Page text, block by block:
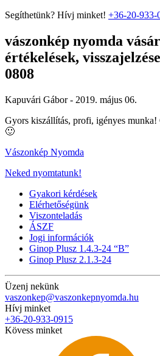
Segíthetünk? Hívj minket! +36-20-933-
vászonkép nyomda
értékelések,
0808
Kapuvári Gábor - 2019. május 06.
Gyors kiszállítás, profi, igényes
🙂
Vászonkép Nyomda
Neked nyomtatunk!
Gyakori kérdések
Elérhetőségünk
Viszonteladás
ÁSZF
Jogi információk
Ginop Plusz 1.4.3-24 “B”
Ginop Plusz 2.1.3-24
Üzenj nekünk
vaszonkep@vaszonkepnyomda.hu
Hívj minket
+36-20-933-0915
Kövess minket